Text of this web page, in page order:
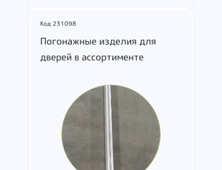
В корзину
Код 231098
Погонажные изделия для
дверей в ассортименте